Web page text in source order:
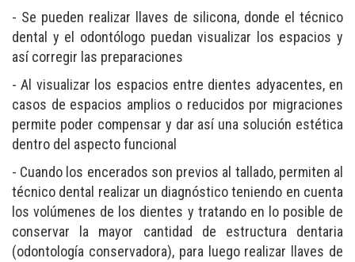
- Se pueden realizar llaves de silicona, donde el técnico
dental y el odontólogo puedan visualizar los espacios y
así corregir las preparaciones
- Al visualizar los espacios entre dientes adyacentes, en
casos de espacios amplios o reducidos por migraciones
permite poder compensar y dar así una solución estética
dentro del aspecto funcional
- Cuando los encerados son previos al tallado, permiten al
técnico dental realizar un diagnóstico teniendo en cuenta
los volúmenes de los dientes y tratando en lo posible de
conservar la mayor cantidad de estructura dentaria
(odontología conservadora), para luego realizar llaves de